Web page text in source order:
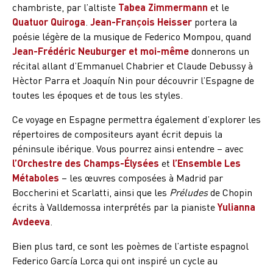
chambriste, par l’altiste Tabea Zimmermann et le
Quatuor Quiroga Jean-François Heisser portera la
poésie légère de la musique de Federico Mompou, quand
Jean-Frédéric Neuburger et moi-mêmedonnerons un
récital allant d’Emmanuel Chabrier et Claude Debussy à
Hèctor Parra et Joaquín Nin pour découvrir l’Espagne de
toutes les époques et de tous les styles.
Ce voyage en Espagne permettra également d’explorer les
répertoires de compositeurs ayant écrit depuis la
péninsule ibérique. Vous pourrez ainsi entendre – avec
l’Orchestre des Champs-Élysées et l’Ensemble Les
Métaboles – les œuvres composées à Madrid par
Boccherini et Scarlatti, ainsi que les Préludesde Chopin
écrits à Valldemossa interprétés par la pianisteYulianna
Avdeeva
Bien plus tard, ce sont les poèmes de l’artiste espagnol
Federico García Lorca qui ont inspiré un cycle au